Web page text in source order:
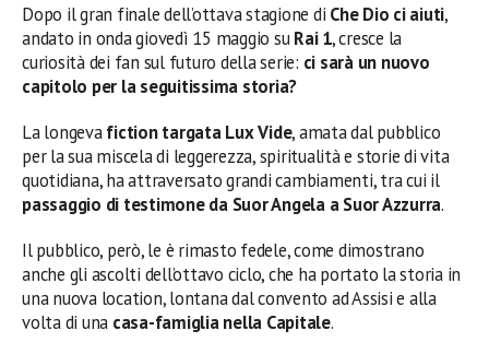
Dopo il gran finale dell’ottava stagione di Che Dio ci aiuti,
andato in onda giovedì 15 maggio suRai 1, cresce la
curiosità dei fan sul futuro della serie: ci sarà un nuovo
capitolo per la seguitissima storia?
La longevafiction targata Lux Vide, amata dal pubblico
per la sua miscela di leggerezza, spiritualità e storie di vita
quotidiana, ha attraversato grandi cambiamenti, tra cui il
passaggio di testimone da Suor Angela a Suor Azzurra.
Il pubblico, però, le è rimasto fedele, come dimostrano
anche gli ascolti dell’ottavo ciclo, che ha portato la storia in
una nuova location, lontana dal convento ad Assisi e alla
volta di una casa-famiglia nella Capitale.